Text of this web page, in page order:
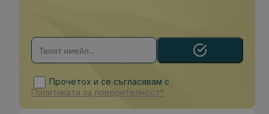
Прочетох и се съгласявам с
Политиката за поверителност*